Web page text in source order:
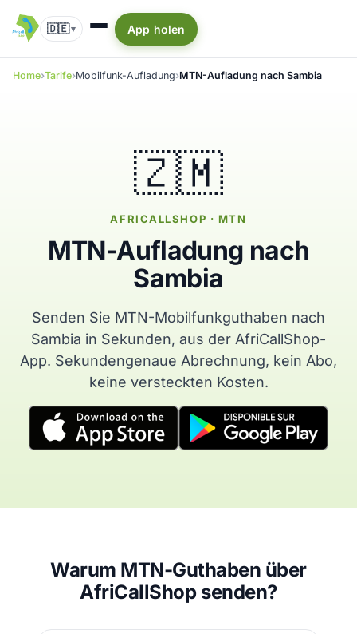
🇩🇪▾ App holen
Home Tarife Mobilfunk-Aufladung MTN-Aufladung nach Sambia
🇿🇲
AFRICALLSHOP · MTN
MTN-Aufladung nach
Sambia
Senden Sie MTN-Mobilfunkguthaben nach
Sambia in Sekunden, aus der AfriCallShop-
App. Sekundengenaue Abrechnung, kein Abo,
keine versteckten Kosten.
Warum MTN-Guthaben über
AfriCallShop senden?